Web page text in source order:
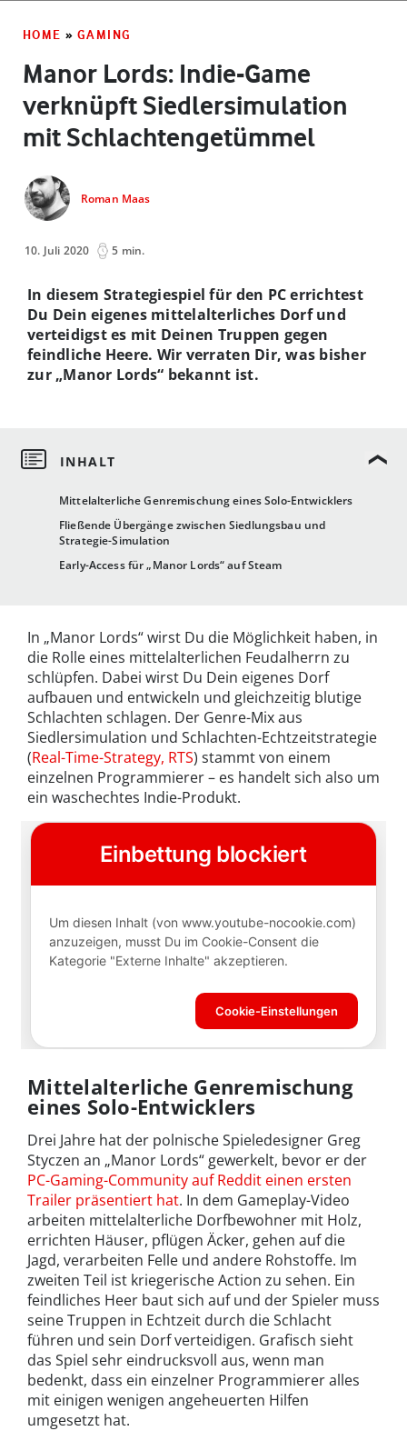
HOME » GAMING
Manor Lords: Indie-Game
verknüpft Siedlersimulation
mit Schlachtengetümmel
Roman Maas
10. Juli 2020 5 min.
Mittelalterliche Genremischung eines Solo-Entwicklers
Fließende Übergänge zwischen Siedlungsbau und
Strategie-Simulation
Early-Access für „Manor Lords“ auf Steam
In diesem Strategiespiel für den PC errichtest
Du Dein eigenes mittelalterliches Dorf und
verteidigst es mit Deinen Truppen gegen
feindliche Heere. Wir verraten Dir, was bisher
zur „Manor Lords“ bekannt ist.
In „Manor Lords“ wirst Du die Möglichkeit haben, in
die Rolle eines mittelalterlichen Feudalherrn zu
schlüpfen. Dabei wirst Du Dein eigenes Dorf
aufbauen und entwickeln und gleichzeitig blutige
Schlachten schlagen. Der Genre-Mix aus
Siedlersimulation und Schlachten-Echtzeitstrategie
(Real-Time-Strategy, RTS) stammt von einem
einzelnen Programmierer – es handelt sich also um
ein waschechtes Indie-Produkt.
Mittelalterliche Genremischung
eines Solo-Entwicklers
Drei Jahre hat der polnische Spieledesigner Greg
Styczen an „Manor Lords“ gewerkelt, bevor er der
PC-Gaming-Community auf Reddit einen ersten
Trailer präsentiert hat. In dem Gameplay-Video
arbeiten mittelalterliche Dorfbewohner mit Holz,
errichten Häuser, pflügen Äcker, gehen auf die
Jagd, verarbeiten Felle und andere Rohstoffe. Im
zweiten Teil ist kriegerische Action zu sehen. Ein
feindliches Heer baut sich auf und der Spieler muss
seine Truppen in Echtzeit durch die Schlacht
führen und sein Dorf verteidigen. Grafisch sieht
das Spiel sehr eindrucksvoll aus, wenn man
bedenkt, dass ein einzelner Programmierer alles
mit einigen wenigen angeheuerten Hilfen
umgesetzt hat.